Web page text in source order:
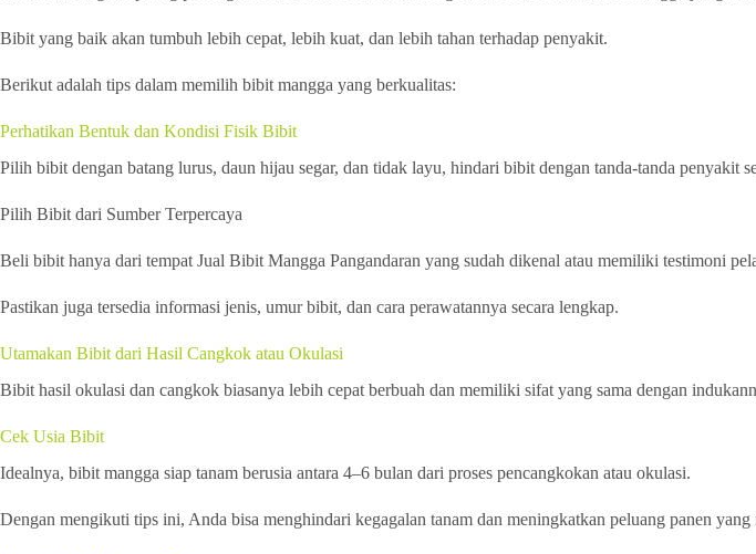
Bibit yang baik akan tumbuh lebih cepat, lebih kuat, dan lebih tahan terhadap penyakit.
Berikut adalah tips dalam memilih bibit mangga yang berkualitas:
Perhatikan Bentuk dan Kondisi Fisik Bibit
Pilih bibit dengan batang lurus, daun hijau segar, dan tidak layu, hindari bibit dengan tanda-tanda penyakit
Pilih Bibit dari Sumber Terpercaya
Beli bibit hanya dari tempat Jual Bibit Mangga Pangandaran yang sudah dikenal atau memiliki testimoni
Pastikan juga tersedia informasi jenis, umur bibit, dan cara perawatannya secara lengkap.
Utamakan Bibit dari Hasil Cangkok atau Okulasi
Bibit hasil okulasi dan cangkok biasanya lebih cepat berbuah dan memiliki sifat yang sama dengan
Cek Usia Bibit
Idealnya, bibit mangga siap tanam berusia antara 4–6 bulan dari proses pencangkokan atau okulasi.
Dengan mengikuti tips ini, Anda bisa menghindari kegagalan tanam dan meningkatkan peluang panen yang